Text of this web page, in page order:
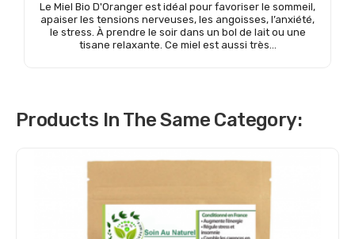
Le Miel Bio D'Oranger est idéal pour favoriser le sommeil,
apaiser les tensions nerveuses, les angoisses, l’anxiété,
le stress. À prendre le soir dans un bol de lait ou une
tisane relaxante. Ce miel est aussi très...
Products In The Same Category: